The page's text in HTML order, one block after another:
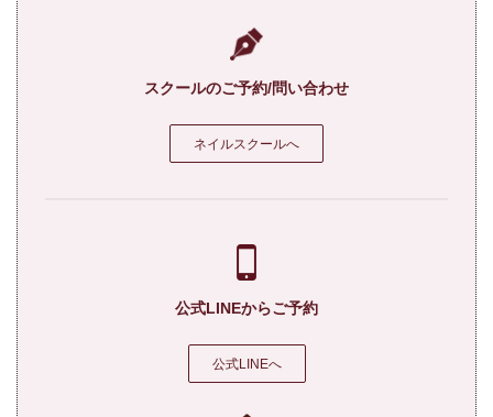
スクールのご予約/問い合わせ
ネイルスクールへ
公式LINEからご予約
公式LINEへ